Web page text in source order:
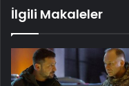
İlgili Makaleler